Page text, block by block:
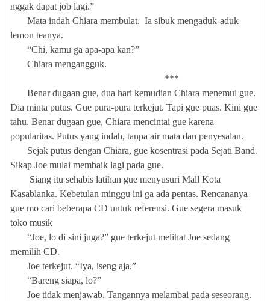
nggak dapat job lagi.”
Mata indah Chiara membulat. Ia sibuk mengaduk-aduk
lemon teanya.
“Chi, kamu ga apa-apa kan?”
Chiara mengangguk.
***
Benar dugaan gue, dua hari kemudian Chiara menemui gue.
Dia minta putus. Gue pura-pura terkejut. Tapi gue puas. Kini gue
tahu. Benar dugaan gue, Chiara mencintai gue karena
popularitas. Putus yang indah, tanpa air mata dan penyesalan.
Sejak putus dengan Chiara, gue kosentrasi pada Sejati Band.
Sikap Joe mulai membaik lagi pada gue.
Siang itu sehabis latihan gue menyusuri Mall Kota
Kasablanka. Kebetulan minggu ini ga ada pentas. Rencananya
gue mo cari beberapa CD untuk referensi. Gue segera masuk
toko musik
“Joe, lo di sini juga?” gue terkejut melihat Joe sedang
memilih CD.
Joe terkejut. “Iya, iseng aja.”
“Bareng siapa, lo?”
Joe tidak menjawab. Tangannya melambai pada seseorang.